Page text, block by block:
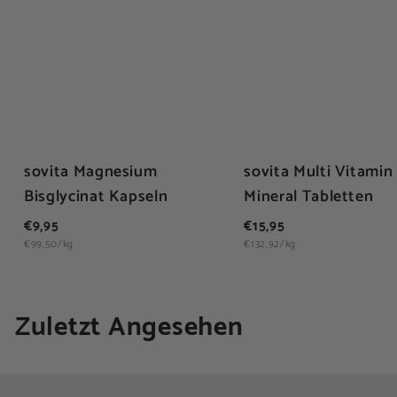
sovita Magnesium
Bisglycinat Kapseln
€9,95€
9
€99,50/kg
sovita Multi Vitamin
Mineral Tabletten
€15,95€
1
€132,92/kg
Zuletzt Angesehen